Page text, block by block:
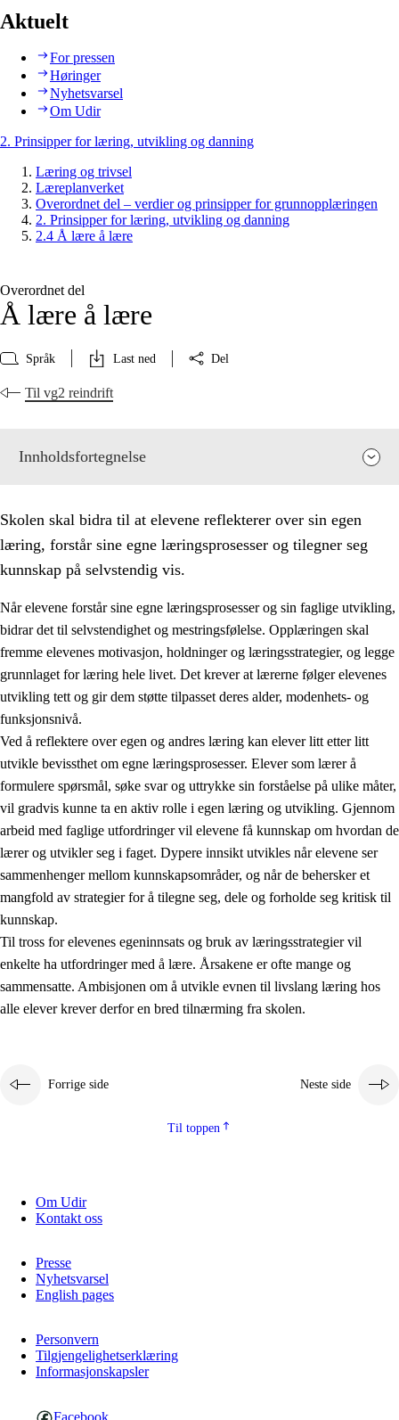
Aktuelt
For pressen
Høringer
Nyhetsvarsel
Om Udir
2. Prinsipper for læring, utvikling og danning
Læring og trivsel
Læreplanverket
Overordnet del – verdier og prinsipper for grunnopplæringen
2. Prinsipper for læring, utvikling og danning
2.4 Å lære å lære
Overordnet del
Å lære å lære
Språk Last ned Del
Til vg2 reindrift
Innholdsfortegnelse
Prinsipper for læring, utvikling og danning
2.1 Sosial læring og utvikling
2.3 Grunnleggende ferdigheter
Å lære å lære
Tverrfaglige temaer
Skolen skal bidra til at elevene reflekterer over sin egen
læring, forstår sine egne læringsprosesser og tilegner seg
kunnskap på selvstendig vis.
Når elevene forstår sine egne læringsprosesser og sin faglige utvikling,
bidrar det til selvstendighet og mestringsfølelse. Opplæringen skal
fremme elevenes motivasjon, holdninger og læringsstrategier, og legge
grunnlaget for læring hele livet. Det krever at lærerne følger elevenes
utvikling tett og gir dem støtte tilpasset deres alder, modenhets- og
funksjonsnivå.
Ved å reflektere over egen og andres læring kan elever litt etter litt
utvikle bevissthet om egne læringsprosesser. Elever som lærer å
formulere spørsmål, søke svar og uttrykke sin forståelse på ulike måter,
vil gradvis kunne ta en aktiv rolle i egen læring og utvikling. Gjennom
arbeid med faglige utfordringer vil elevene få kunnskap om hvordan de
lærer og utvikler seg i faget. Dypere innsikt utvikles når elevene ser
sammenhenger mellom kunnskapsområder, og når de behersker et
mangfold av strategier for å tilegne seg, dele og forholde seg kritisk til
kunnskap.
Til tross for elevenes egeninnsats og bruk av læringsstrategier vil
enkelte ha utfordringer med å lære. Årsakene er ofte mange og
sammensatte. Ambisjonen om å utvikle evnen til livslang læring hos
alle elever krever derfor en bred tilnærming fra skolen.
Forrige side Neste side
Til toppen
Om Udir
Kontakt oss
Presse
Nyhetsvarsel
English pages
Personvern
Tilgjengelighetserklæring
Informasjonskapsler